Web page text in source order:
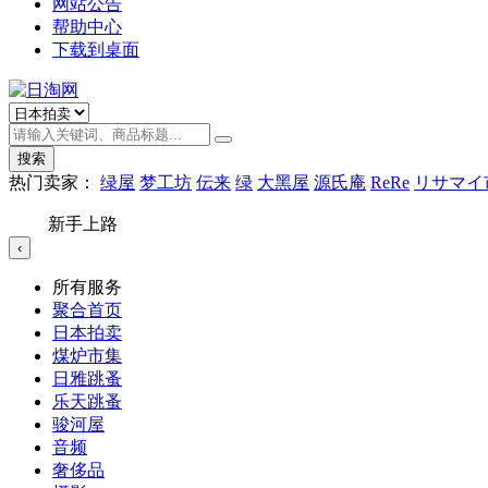
网站公告
帮助中心
下载到桌面
搜索
热门卖家： 绿屋 梦工坊 伝来 绿 大黑屋 源氏庵 ReRe リサマ
新手上路
‹
所有服务
聚合首页
日本拍卖
煤炉市集
日雅跳蚤
乐天跳蚤
骏河屋
音频
奢侈品